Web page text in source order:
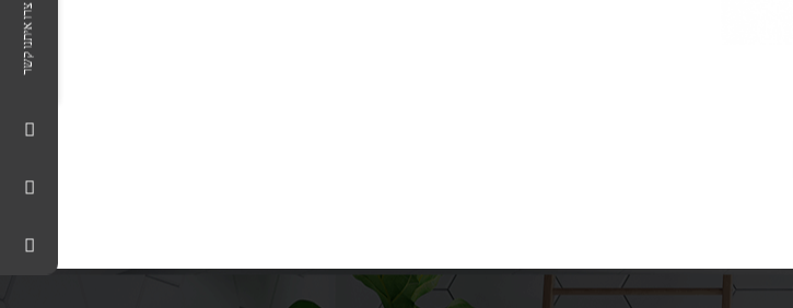
צרו איתנו קשר